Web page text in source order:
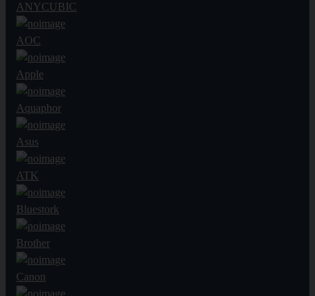
ANYCUBIC
AOC
Apple
Aquaphor
Asus
ATK
Bluestork
Brother
Canon